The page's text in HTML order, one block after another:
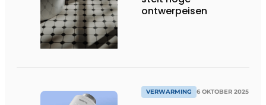
ontwerpeisen
VERWARMING 6 OKTOBER 2025